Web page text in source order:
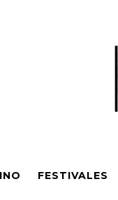
FESTIVALES